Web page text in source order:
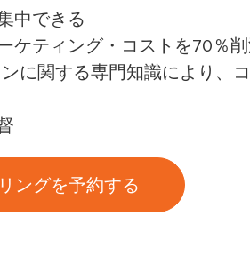
中できる
ケティング・コストを70％
に関する専門知識により、
ングを予約する